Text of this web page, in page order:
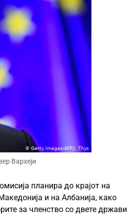
Вархеји
планира до крајот на
и на Албанија, како
за членство со двете држави